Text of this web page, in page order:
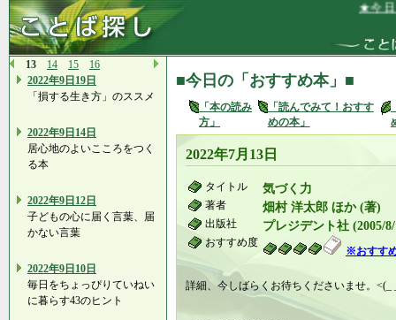
★今日ま
13 14 15
16
2022年9日19日
「損する生き方」のススメ
2022年9日14日
居心地のよいこころをつく
る本
2022年9日12日
子どもの心に届く言葉、届
かない言葉
2022年9日10日
毎日をちょっぴりていねい
に暮らす43のヒント
■今日の「おすすめ本」■
「本の読み
方」
「読んでみて！おすす
めの本」
2022年7月13日
タイトル 気づく力
著者 畑村 洋太郎 ほか (著)
出版社 プレジデント社 (2005/
おすすめ度
※おすす
詳細、今しばらくお待ちくださいませ。<(_